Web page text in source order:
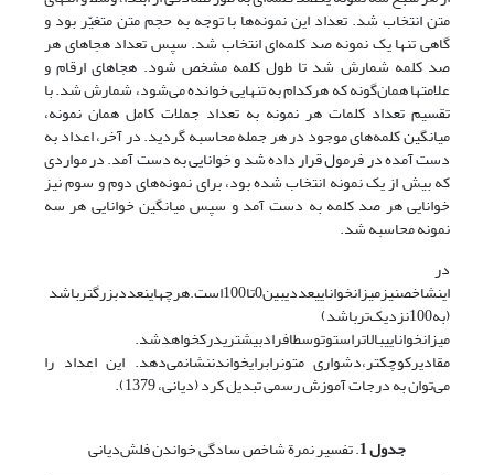
متن انتخاب شد. تعداد این نمونه‌ها با توجه به حجم متن متغیّر بود و
گاهی تنها یک نمونه صد کلمه‌ای انتخاب شد. سپس تعداد هجاهای هر
صد کلمه شمارش شد تا طول کلمه مشخص شود. هجاهای ارقام و
علامتها همان‌گونه که هرکدام به تنهایی خوانده می‌شود، شمارش شد. با
تقسیم تعداد کلمات هر نمونه به تعداد جملات کامل همان نمونه،
میانگین کلمه‌های موجود در هر جمله محاسبه گردید. در آخر، اعداد به
دست آمده در فرمول قرار داده شد و خوانایی به دست آمد. در مواردی
که بیش از یک نمونه انتخاب شده بود، برای نمونه‌های دوم و سوم نیز
خوانایی هر صد کلمه به دست آمد و سپس میانگین خوانایی هر سه
نمونه محاسبه شد.
در
اینشاخصنیزمیزانخواناییعددیبین0تا100است.هرچهاینعددبزرگترباشد
(به100نزدیک‌ترباشد)
میزانخواناییبالاتراستوتوسطافرادبیشتریدرکخواهدشد.
مقادیرکوچکتر،دشواری متونرابرایخواندننشانمی‌دهد. این اعداد را
می‌‌توان به درجات آموزش رسمی تبدیل کرد (دیانی، 1379).
جدول 1 . تفسیر نمرة شاخص سادگی خواندن فلش‌دیانی